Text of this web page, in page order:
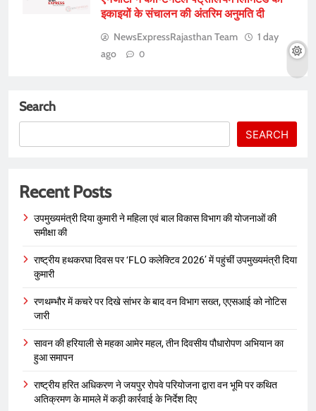
इकाइयों के संचालन की अंतरिम अनुमति दी
NewsExpressRajasthan Team
1 day
ago
0
Search
SEARCH
Recent Posts
उपमुख्यमंत्री दिया कुमारी ने महिला एवं बाल विकास विभाग की योजनाओं की
समीक्षा की
राष्ट्रीय हथकरघा दिवस पर ‘FLO कलेक्टिव 2026’ में पहुंचीं उपमुख्यमंत्री दिया
कुमारी
रणथम्भौर में कचरे पर दिखे सांभर के बाद वन विभाग सख्त, एएसआई को नोटिस
जारी
सावन की हरियाली से महका आमेर महल, तीन दिवसीय पौधारोपण अभियान का
हुआ समापन
राष्ट्रीय हरित अधिकरण ने जयपुर रोपवे परियोजना द्वारा वन भूमि पर कथित
अतिक्रमण के मामले में कड़ी कार्रवाई के निर्देश दिए